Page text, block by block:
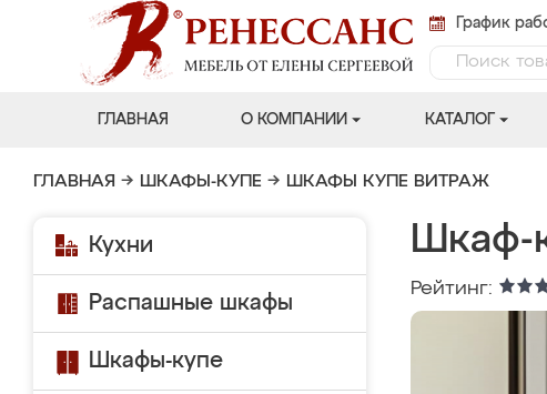
График
ГЛАВНАЯ О КОМПАНИИ КАТАЛОГ
ГЛАВНАЯ → ШКАФЫ-КУПЕ → ШКАФЫ КУПЕ ВИТРАЖ
Кухни
Распашные шкафы
Шкафы-купе
Шкаф-
Рейтинг: